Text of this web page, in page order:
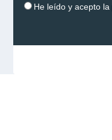
He leído y acepto la